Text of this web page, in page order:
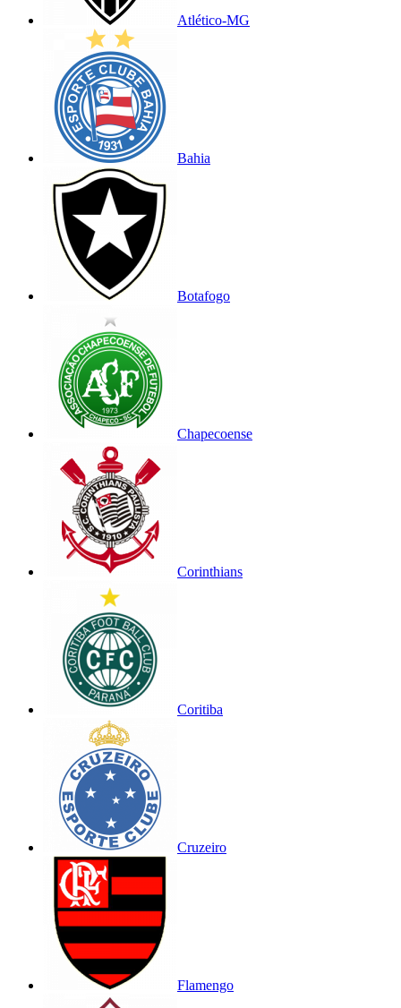
Atlético-MG
Bahia
Botafogo
Chapecoense
Corinthians
Coritiba
Cruzeiro
Flamengo